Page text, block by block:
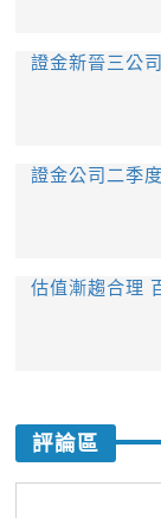
證金新晉三公
證金公司二季
估值漸趨合理
評論區